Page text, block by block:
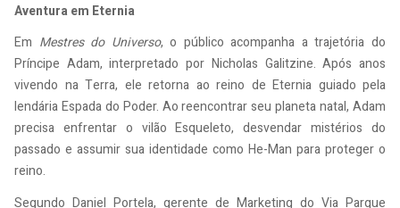
Aventura em Eternia
Em Mestres do Universo, o público acompanha a trajetória do
Príncipe Adam, interpretado por Nicholas Galitzine. Após anos
vivendo na Terra, ele retorna ao reino de Eternia guiado pela
lendária Espada do Poder. Ao reencontrar seu planeta natal, Adam
precisa enfrentar o vilão Esqueleto, desvendar mistérios do
passado e assumir sua identidade como He-Man para proteger o
reino.
Segundo Daniel Portela, gerente de Marketing do Via Parque